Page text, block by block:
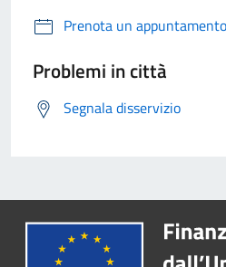
Prenota un appuntamento
Problemi in città
Segnala disservizio